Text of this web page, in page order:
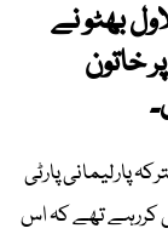
بھٹو نے
خاتون
پارلیمانی پارٹی
کررہے تھے کہ اس